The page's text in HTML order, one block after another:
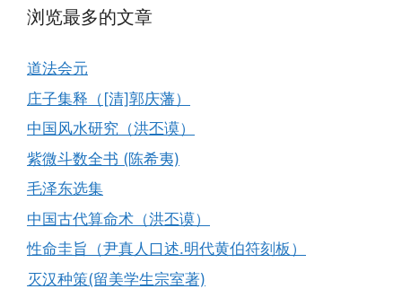
浏览最多的文章
道法会元
庄子集释（[清]郭庆藩）
中国风水研究（洪丕谟）
紫微斗数全书 (陈希夷)
毛泽东选集
中国古代算命术（洪丕谟）
性命圭旨（尹真人口述.明代黄伯符刻板）
灭汉种策(留美学生宗室著)